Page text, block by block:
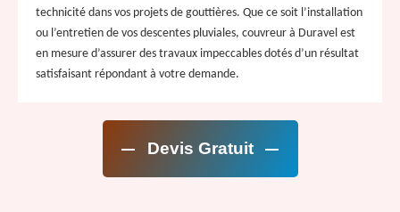
technicité dans vos projets de gouttières. Que ce soit l’installation
ou l’entretien de vos descentes pluviales, couvreur à Duravel est
en mesure d’assurer des travaux impeccables dotés d’un résultat
satisfaisant répondant à votre demande.
Devis Gratuit